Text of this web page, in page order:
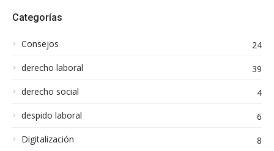
Categorías
Consejos
24
derecho laboral
39
derecho social
4
despido laboral
6
Digitalización
8